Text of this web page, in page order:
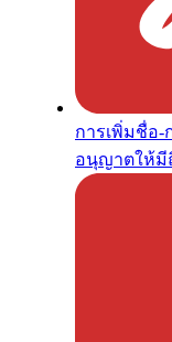
การเพิ่มชื่อ
อนุญาตให้มี